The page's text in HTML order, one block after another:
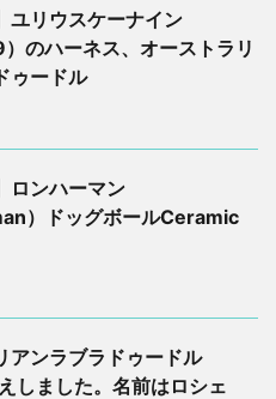
ユリウスケーナイン
のハーネス、オーストラリ
ゥードル
ロンハーマン
）ドッグボールCeramic
アンラブラドゥードル
しました。名前はロシェ